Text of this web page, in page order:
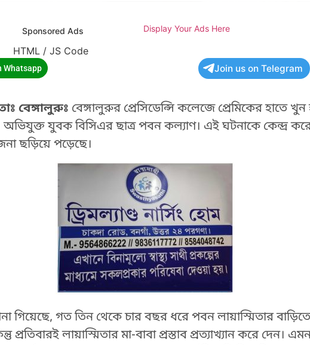
Sponsored Ads Display Your Ads Here
HTML / JS Code
Whatsapp Join us on Telegram
বেঙ্গালুরুঃ বেঙ্গালুরুর প্রেসিডেন্সি কলেজে প্রেমিকের হাতে
অভিযুক্ত যুবক বিসিএর ছাত্র পবন কল্যাণ। এই ঘটনাকে কেন্দ্র
ছড়িয়ে পড়েছে।
গিয়েছে, গত তিন থেকে চার বছর ধরে পবন লায়াস্মিতার
প্রতিবারই লায়াস্মিতার মা-বাবা প্রস্তাব প্রত্যাখ্যান করে দেন।